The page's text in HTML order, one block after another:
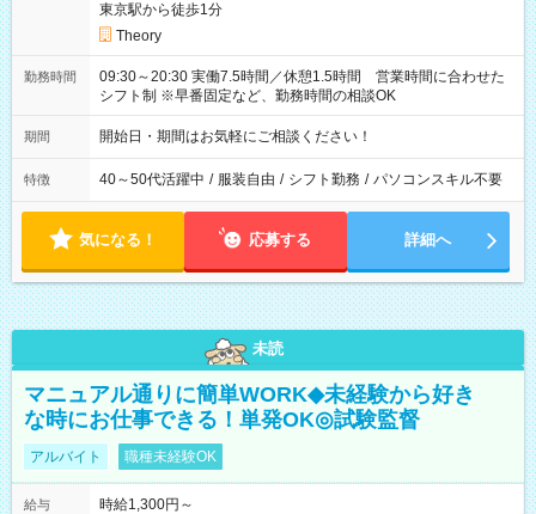
東京駅から徒歩1分
Theory
勤務時間
09:30～20:30 実働7.5時間／休憩1.5時間 営業時間に合わせた
シフト制 ※早番固定など、勤務時間の相談OK
期間 開始日・期間はお気軽にご相談ください！
特徴 40～50代活躍中 / 服装自由 / シフト勤務 / パソコンスキル不要
気になる！ 応募する 詳細へ
未読
マニュアル通りに簡単WORK◆未経験から好き
な時にお仕事できる！単発OK◎試験監督
アルバイト 職種未経験OK
給与
時給1,300円～